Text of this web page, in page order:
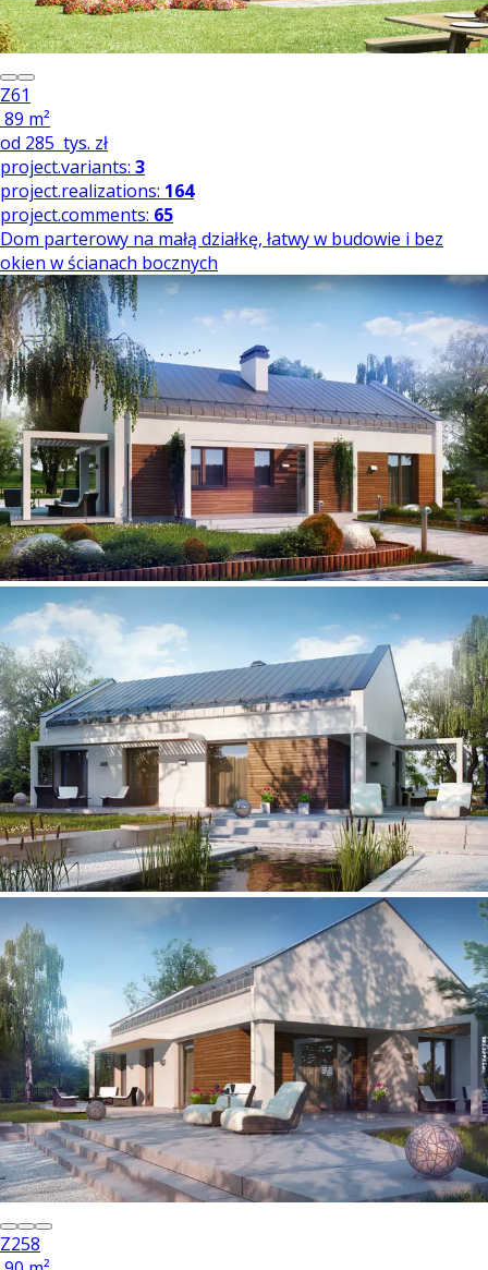
Z61
89 m²
od 285 tys. zł
project.variants: 3
project.realizations: 164
project.comments: 65
Dom parterowy na małą działkę, łatwy w budowie i bez
okien w ścianach bocznych
Z258